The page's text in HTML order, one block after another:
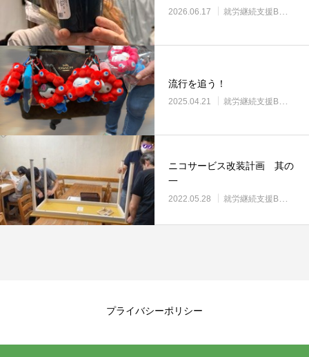
2026.06.17 就労継続支援B型・ニコサービス
流行を追う！
2025.04.21 就労継続支援B型・ニコサービス
ニコサービス改装計画 其の
一
2022.05.28 就労継続支援B型・ニコサービス
プライバシーポリシー